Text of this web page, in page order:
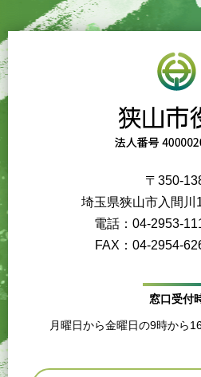
〒350-
埼玉県狭山市入間川
電話：04-2953-
FAX：04-2954-
窓口受付
月曜日から金曜日の9時から